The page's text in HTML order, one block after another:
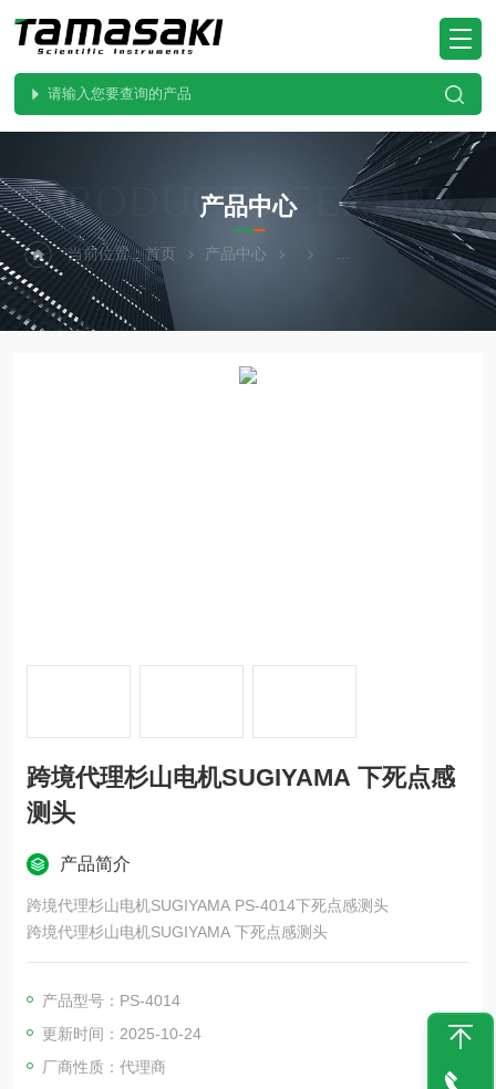
PRODUCTS CENTER
产品中心
当前位置：首页 产品中心 SUGIYAMA杉山电机
跨境代理杉山电机SUGIYAMA 下死点感
测头
产品简介
跨境代理杉山电机SUGIYAMA PS-4014下死点感测头
跨境代理杉山电机SUGIYAMA 下死点感测头
产品型号：PS-4014
更新时间：2025-10-24
厂商性质：代理商